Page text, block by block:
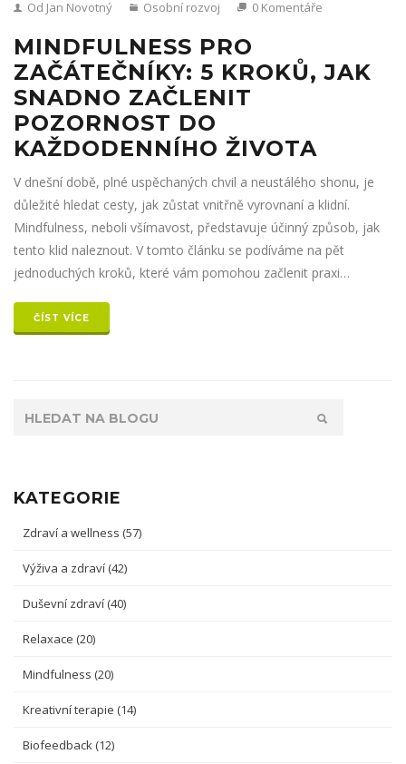
Od Jan Novotný Osobní rozvoj 0 Komentáře
MINDFULNESS PRO
ZAČÁTEČNÍKY: 5 KROKŮ, JAK
SNADNO ZAČLENIT
POZORNOST DO
KAŽDODENNÍHO ŽIVOTA
V dnešní době, plné uspěchaných chvil a neustálého shonu, je
důležité hledat cesty, jak zůstat vnitřně vyrovnaní a klidní.
Mindfulness, neboli všímavost, představuje účinný způsob, jak
tento klid naleznout. V tomto článku se podíváme na pět
jednoduchých kroků, které vám pomohou začlenit praxi
cvičení po srdečnou sdílenou chvíli s našimi čtyřnohými přáteli,
ČÍST VÍCE
KATEGORIE
Zdraví a wellness (57)
Výživa a zdraví (42)
Duševní zdraví (40)
Relaxace (20)
Mindfulness (20)
Kreativní terapie (14)
Biofeedback (12)